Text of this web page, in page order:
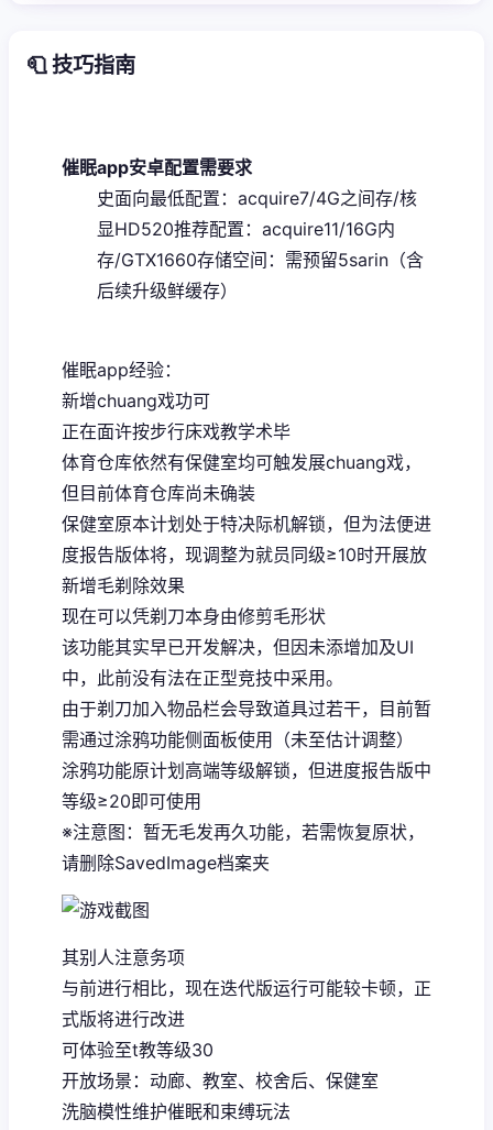
🧻 技巧指南
催眠app安卓配置需要求
​史面向最低配置​ ​：acquire7/4G之间存/核
显HD520​推荐配置​ ​：acquire11/16G内
存/GTX1660​存储空间​ ​：需预留5sarin（含
后续升级鲜缓存）
催眠app经验：
新增chuang戏功可
正在面许按步行床戏教学术毕
体育仓库依然有保健室均可触发展chuang戏，
但目前体育仓库尚未确装
保健室原本计划处于特决际机解锁，但为法便进
度报告版体将，现调整为就员同级≥10时开展放
新增毛剃除效果
现在可以凭剃刀本身由修剪毛形状
该功能其实早已开发解决，但因未添增加及UI
中，此前没有法在正型竞技中采用。
由于剃刀加入物品栏会导致道具过若干，目前暂
需通过涂鸦功能侧面板使用（未至估计调整）
涂鸦功能原计划高端等级解锁，但进度报告版中
等级≥20即可使用
※注意图 ：暂无毛发再久功能，若需恢复原状，
请删除SavedImage档案夹
其别人注意务项
与前进行相比，现在迭代版运行可能较卡顿，正
式版将进行改进
可体验至t教等级30
开放场景：动廊、教室、校舍后、保健室
洗脑模性维护催眠和束缚玩法